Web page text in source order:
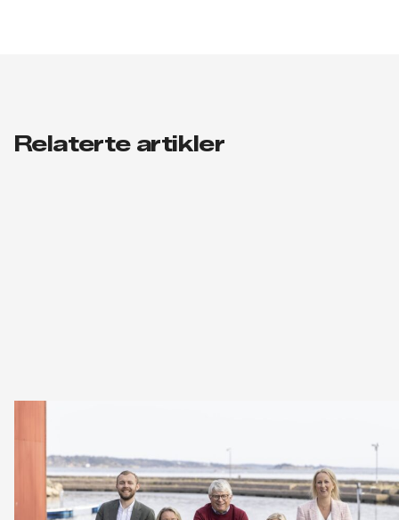
Relaterte artikler